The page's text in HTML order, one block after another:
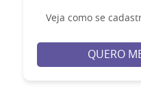
Veja como se
QUERO